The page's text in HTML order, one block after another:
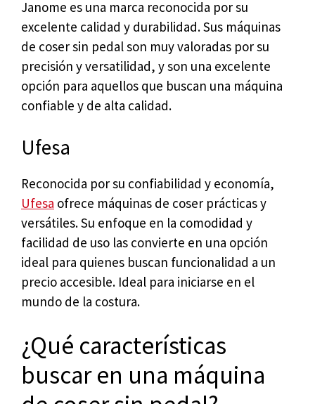
Janome es una marca reconocida por su
excelente calidad y durabilidad. Sus máquinas
de coser sin pedal son muy valoradas por su
precisión y versatilidad, y son una excelente
opción para aquellos que buscan una máquina
confiable y de alta calidad.
Ufesa
Reconocida por su confiabilidad y economía,
Ufesa ofrece máquinas de coser prácticas y
versátiles. Su enfoque en la comodidad y
facilidad de uso las convierte en una opción
ideal para quienes buscan funcionalidad a un
precio accesible. Ideal para iniciarse en el
mundo de la costura.
¿Qué características
buscar en una máquina